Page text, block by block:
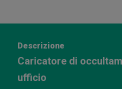
Descrizione
Caricatore di
ufficio